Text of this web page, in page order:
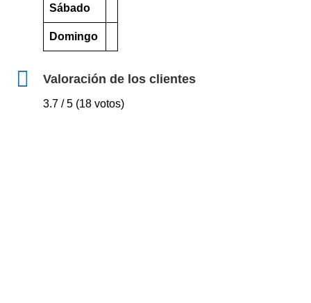
Sábado
Domingo
Valoración de los clientes
3.7 / 5 (18 votos)